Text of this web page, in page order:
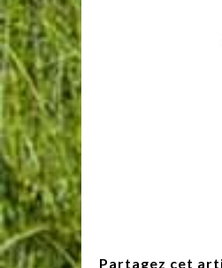
Partagez cet